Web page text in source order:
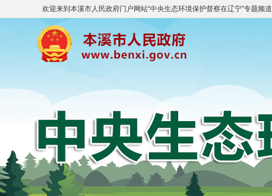
欢迎来到 本溪市人民政府门户网站“中央生态环境保护督察在辽宁”专题频道